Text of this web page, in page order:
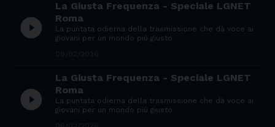
play_circle_filled
La Giusta Frequenza - Speciale LGNET
Roma
La puntata odierna della trasmissione che dà voce ai
giovani per un mondo più giusto
play_circle_filled
La Giusta Frequenza - Speciale LGNET
Roma
La puntata odierna della trasmissione che dà voce ai
giovani per un mondo più giusto